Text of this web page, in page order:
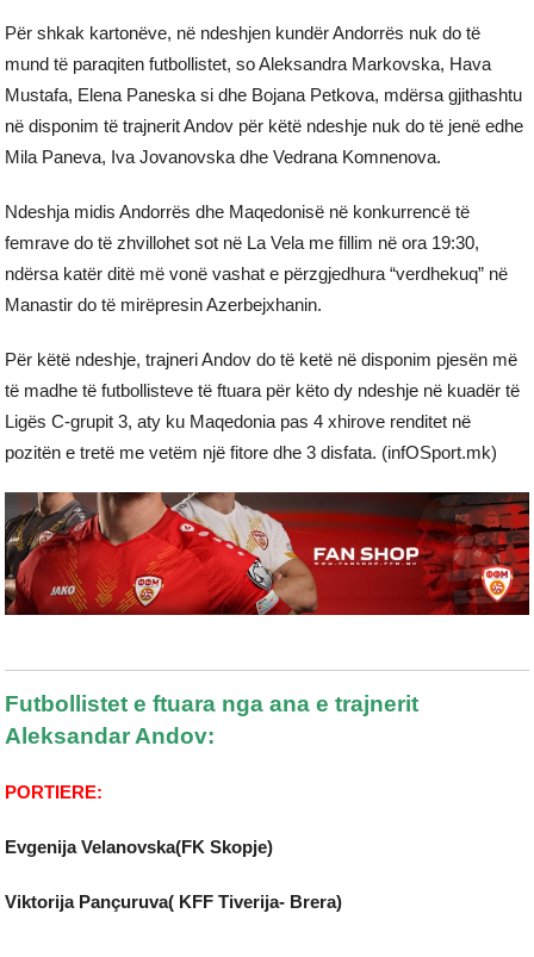
Për shkak kartonëve, në ndeshjen kundër Andorrës nuk do të
mund të paraqiten futbollistet, so Aleksandra Markovska, Hava
Mustafa, Elena Paneska si dhe Bojana Petkova, mdërsa gjithashtu
në disponim të trajnerit Andov për këtë ndeshje nuk do të jenë edhe
Mila Paneva, Iva Jovanovska dhe Vedrana Komnenova.
Ndeshja midis Andorrës dhe Maqedonisë në konkurrencë të
femrave do të zhvillohet sot në La Vela me fillim në ora 19:30,
ndërsa katër ditë më vonë vashat e përzgjedhura “verdhekuq” në
Manastir do të mirëpresin Azerbejxhanin.
Për këtë ndeshje, trajneri Andov do të ketë në disponim pjesën më
të madhe të futbollisteve të ftuara për këto dy ndeshje në kuadër të
Ligës C-grupit 3, aty ku Maqedonia pas 4 xhirove renditet në
pozitën e tretë me vetëm një fitore dhe 3 disfata. (infOSport.mk)
Futbollistet e ftuara nga ana e trajnerit
Aleksandar Andov:
PORTIERE:
Evgenija Velanovska(FK Skopje)
Viktorija Pançuruva( KFF Tiverija- Brera)